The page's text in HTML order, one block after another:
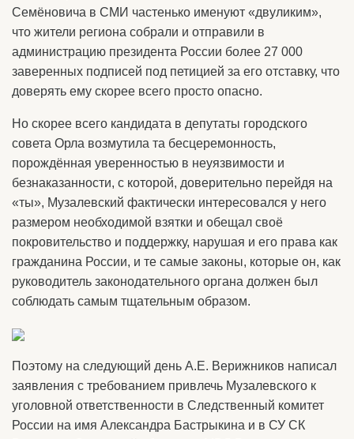
Семёновича в СМИ частенько именуют «двуликим»,
что жители региона собрали и отправили в
администрацию президента России более 27 000
заверенных подписей под петицией за его отставку, что
доверять ему скорее всего просто опасно.
Но скорее всего кандидата в депутаты городского
совета Орла возмутила та бесцеремонность,
порождённая уверенностью в неуязвимости и
безнаказанности, с которой, доверительно перейдя на
«ты», Музалевский фактически интересовался у него
размером необходимой взятки и обещал своё
покровительство и поддержку, нарушая и его права как
гражданина России, и те самые законы, которые он, как
руководитель законодательного органа должен был
соблюдать самым тщательным образом.
Поэтому на следующий день А.Е. Верижников написал
заявления с требованием привлечь Музалевского к
уголовной ответственности в Следственный комитет
России на имя Александра Бастрыкина и в СУ СК